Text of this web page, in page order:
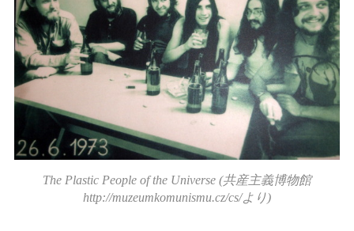
The Plastic People of the Universe (共産主義博物館
http://muzeumkomunismu.cz/cs/より)